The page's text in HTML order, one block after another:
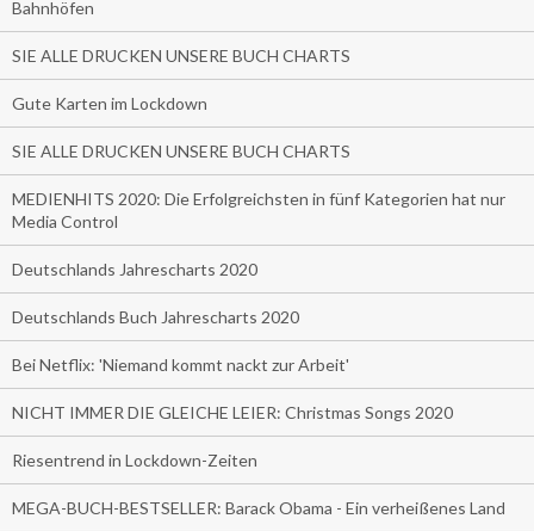
Bahnhöfen
SIE ALLE DRUCKEN UNSERE BUCH CHARTS
Gute Karten im Lockdown
SIE ALLE DRUCKEN UNSERE BUCH CHARTS
MEDIENHITS 2020: Die Erfolgreichsten in fünf Kategorien hat nur
Media Control
Deutschlands Jahrescharts 2020
Deutschlands Buch Jahrescharts 2020
Bei Netflix: 'Niemand kommt nackt zur Arbeit'
NICHT IMMER DIE GLEICHE LEIER: Christmas Songs 2020
Riesentrend in Lockdown-Zeiten
MEGA-BUCH-BESTSELLER: Barack Obama - Ein verheißenes Land